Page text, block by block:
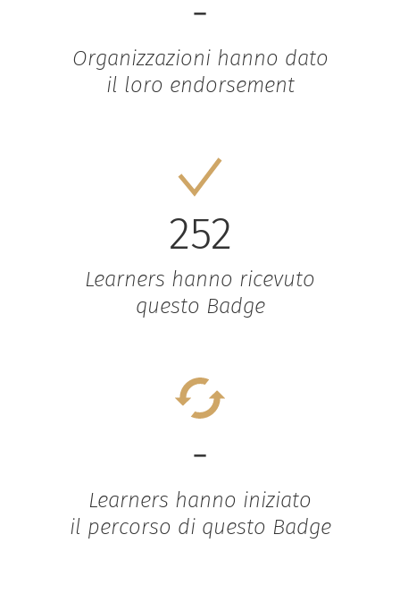
-
Organizzazioni hanno dato
il loro endorsement
252
Learners hanno ricevuto
questo Badge
-
Learners hanno iniziato
il percorso di questo Badge